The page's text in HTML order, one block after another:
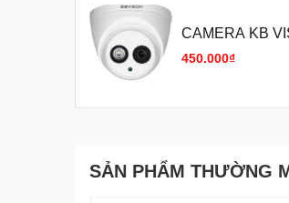
CAMERA KB
CVI VAT
450.000₫
SẢN PHẨM THƯỜNG